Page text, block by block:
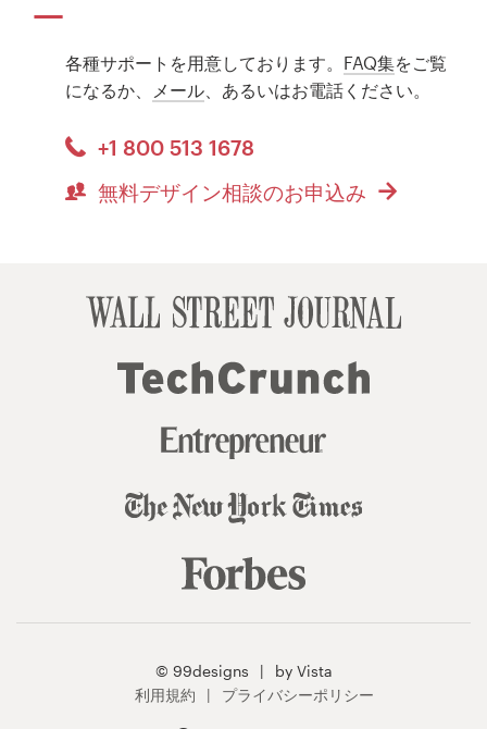
各種サポートを用意しております。 FAQ集をご覧
になるか、
メール 、あるいはお電話ください。
+1 800 513 1678
無料デザイン相談のお申込み
© 99designs
by Vista
利用規約
プライバシーポリシー